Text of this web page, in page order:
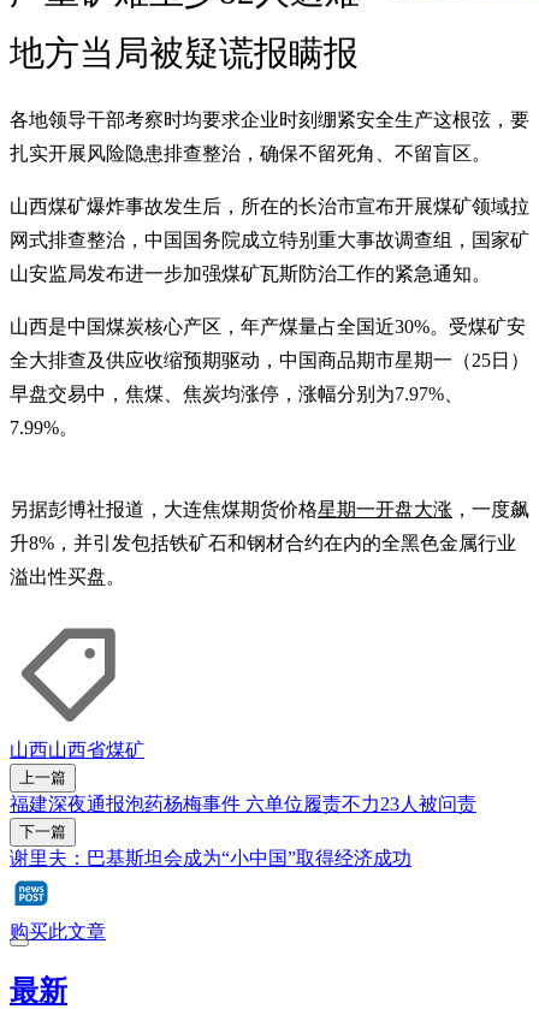
地方当局被疑谎报瞒报
各地领导干部考察时均要求企业时刻绷紧安全生产这根弦，要
扎实开展风险隐患排查整治，确保不留死角、不留盲区。
山西煤矿爆炸事故发生后，所在的长治市宣布开展煤矿领域拉
网式排查整治，中国国务院成立特别重大事故调查组，国家矿
山安监局发布进一步加强煤矿瓦斯防治工作的紧急通知。
山西是中国煤炭核心产区，年产煤量占全国近30%。受煤矿安
全大排查及供应收缩预期驱动，中国商品期市星期一（25日）
早盘交易中，焦煤、焦炭均涨停，涨幅分别为7.97%、
7.99%。
另据彭博社报道，大连焦煤期货价格星期一开盘大涨 ，一度飙
升8%，并引发包括铁矿石和钢材合约在内的全黑色金属行业
溢出性买盘。
山西山西省煤矿
上一篇
福建深夜通报泡药杨梅事件 六单位履责不力23人被问责
下一篇
谢里夫：巴基斯坦会成为“小中国”取得经济成功
购买此文章
最新